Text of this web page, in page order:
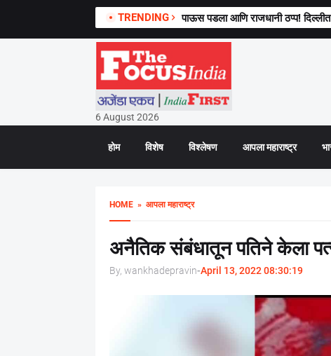
TRENDING पाऊस पडला आणि राजधानी ठप्प!
6 August 2026
होम विशेष विश्लेषण आपला महाराष्ट्र
HOME» आपला महाराष्ट्र
अनैतिक संबंधातून पतिने केला
By, wankhadepravin-April 13, 2022 08:30:19